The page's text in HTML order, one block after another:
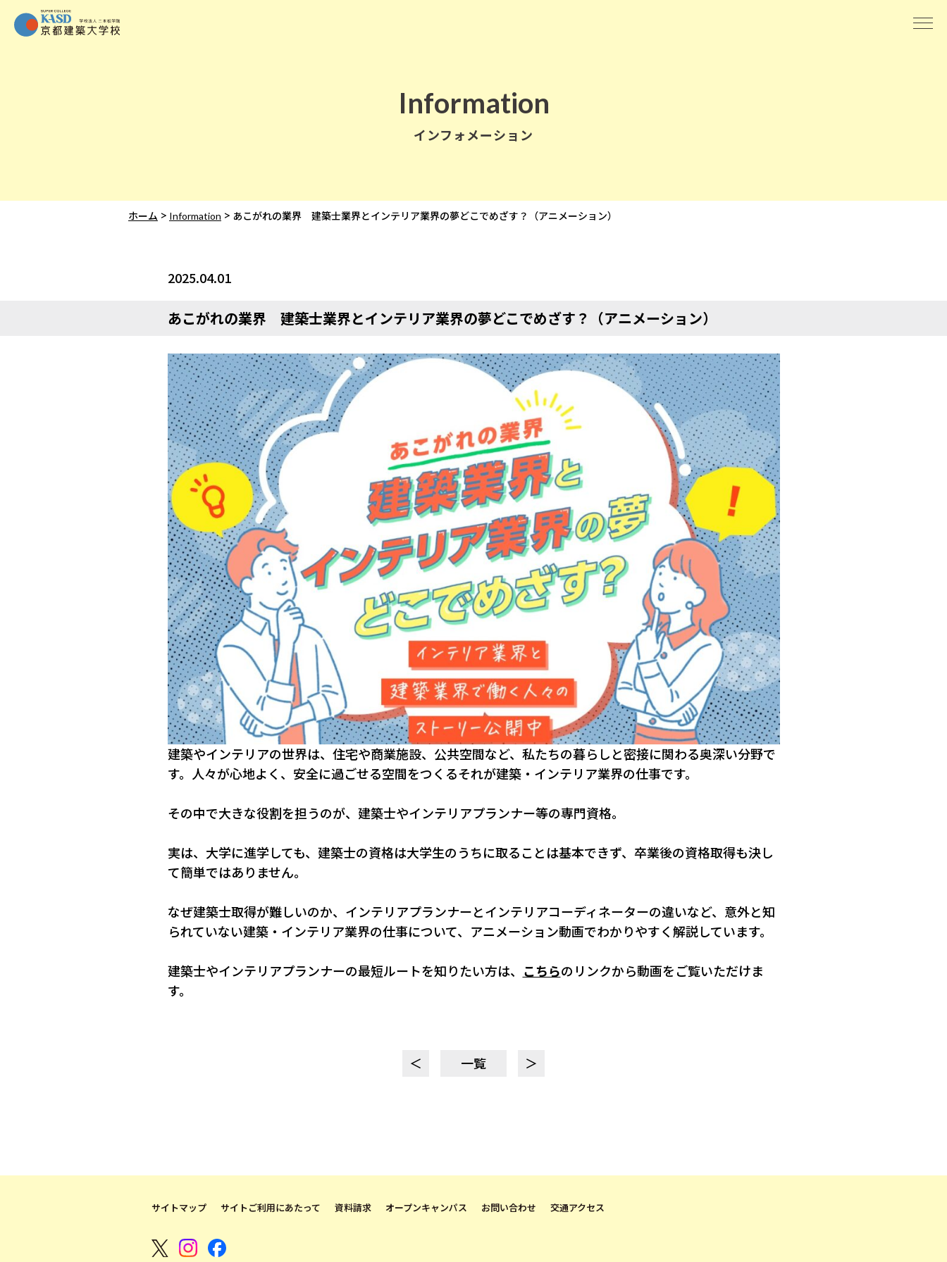
Information
インフォメーション
ホーム > Information > あこがれの業界 建築士業界とインテリア業界の夢どこでめざす？（アニメーション）
2025.04.01
あこがれの業界 建築士業界とインテリア業界の夢どこでめざす？（アニメーション）
建築やインテリアの世界は、住宅や商業施設、公共空間など、私たちの暮らしと密接に関わる奥深い分野で
す。人々が心地よく、安全に過ごせる空間をつくる――それが建築・インテリア業界の仕事です。
その中で大きな役割を担うのが、建築士やインテリアプランナー等の専門資格。
実は、大学に進学しても、建築士の資格は大学生のうちに取ることは基本できず、卒業後の資格取得も決し
て簡単ではありません。
なぜ建築士取得が難しいのか、インテリアプランナーとインテリアコーディネーターの違いなど、意外と知
られていない建築・インテリア業界の仕事について、アニメーション動画でわかりやすく解説しています。
建築士やインテリアプランナーの最短ルートを知りたい方は、 こちらのリンクから動画をご覧いただけま
す。
＜ 一覧 ＞
サイトマップ サイトご利用にあたって 資料請求 オープンキャンパス お問い合わせ 交通アクセス